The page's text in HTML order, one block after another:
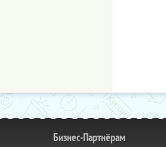
Бизнес-Партнёрам